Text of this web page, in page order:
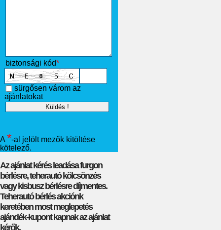
biztonsági kód*
sürgősen várom az
ajánlatokat
A *-al jelölt mezők kitöltése
kötelező.
Az ajánlat kérés leadása furgon
bérlésre, teherautó kölcsönzés
vagy kisbusz bérlésre díjmentes.
Teherautó bérlés akciónk
keretében most meglepetés
ajándék-kupont kapnak az ajánlat
kérők.